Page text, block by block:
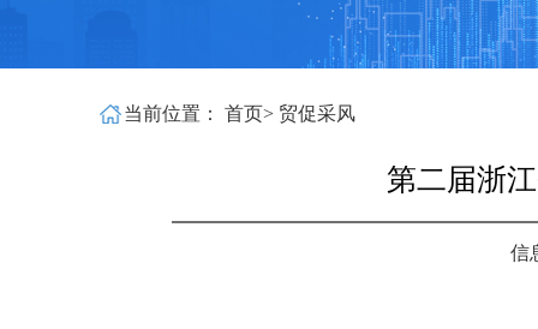
当前位置： 首页> 贸促采风
第二届浙
信